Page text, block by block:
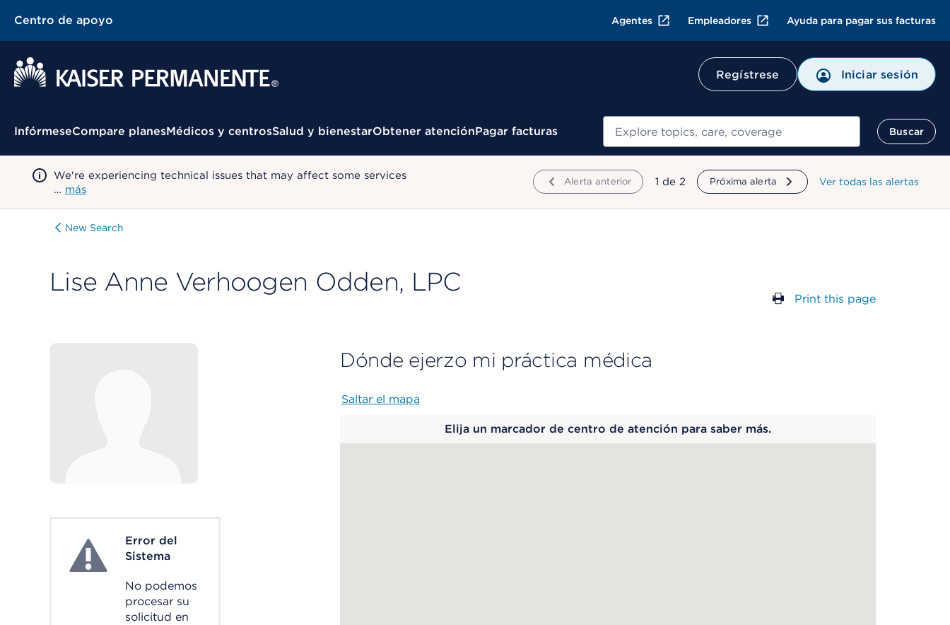
Centro de apoyo Agentes Empleadores Ayuda para pagar sus facturas
Regístrese Iniciar sesión
Menú contextual
InfórmeseCompare planesMédicos y centrosSalud y bienestarObtener atenciónPagar facturas Buscar
Buscar
We're experiencing technical issues that may affect some services
… más
Alerta anterior mostrando
1 de 2 Próxima alerta Ver todas las alertas
New Search
Lise Anne Verhoogen Odden, LPC
Print this page
System ErrorError del
Sistema
No podemos
procesar su
solicitud en
Dónde ejerzo mi práctica médica
Saltar el mapa
Elija un marcador de centro de atención para saber más.